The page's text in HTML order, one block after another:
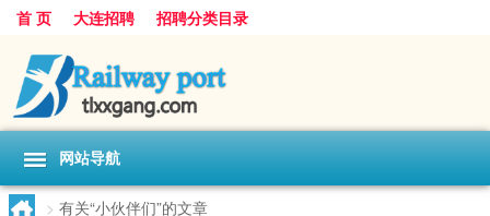
首 页 大连招聘 招聘分类目录
网站导航
> 有关“小伙伴们”的文章